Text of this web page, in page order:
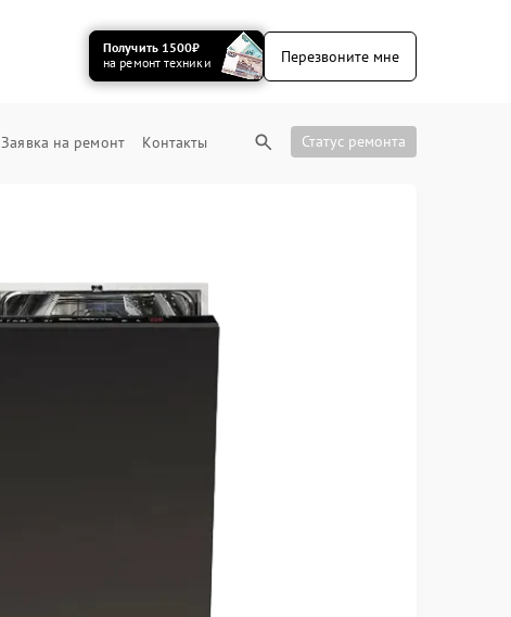
Получить 1500₽
на ремонт техники
Перезвоните мне
Заявка на ремонт Контакты Статус ремонта